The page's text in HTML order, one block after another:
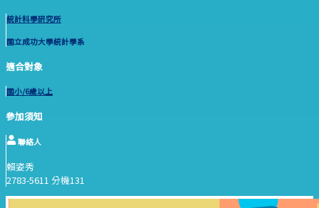
統計科學研究所
國立成功大學統計學系
適合對象
國小/6歲以上
參加須知
聯絡人
賴姿秀
2783-5611 分機131